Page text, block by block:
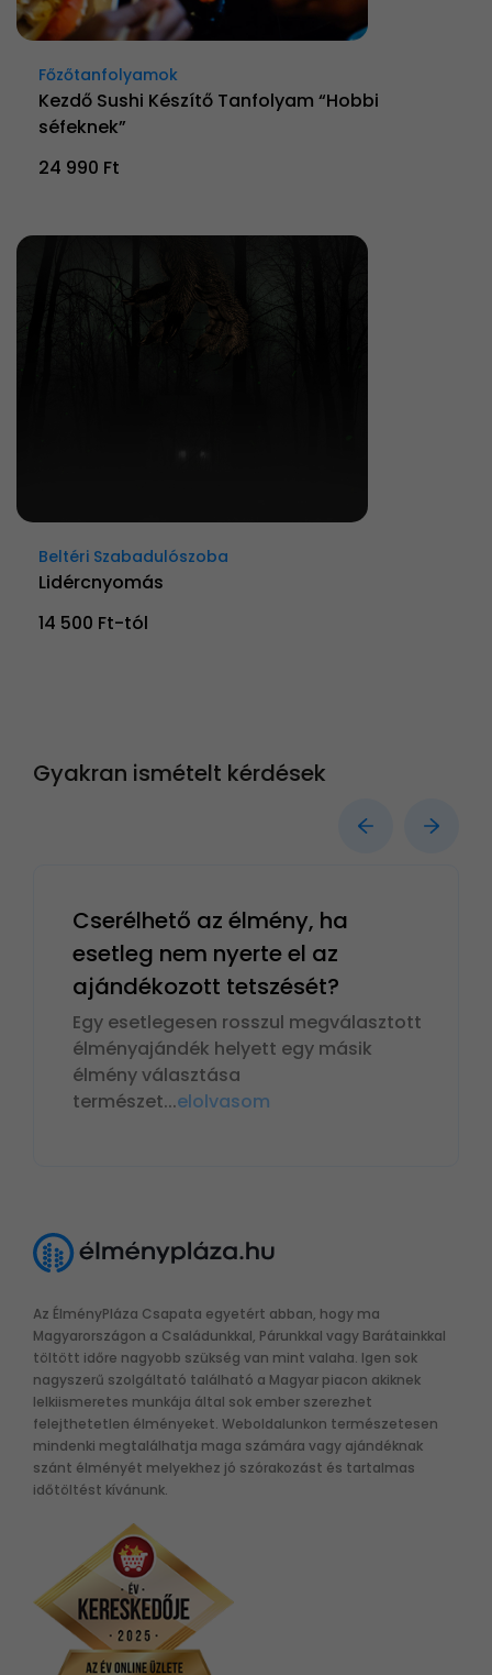
Főzőtanfolyamok
Kezdő Sushi Készítő Tanfolyam “Hobbi
séfeknek”
24 990 Ft
Beltéri Szabadulószoba
Lidércnyomás
14 500 Ft-tól
Gyakran ismételt kérdések
Cserélhető az élmény, ha
esetleg nem nyerte el az
ajándékozott tetszését?
Egy esetlegesen rosszul megválasztott
élményajándék helyett egy másik
élmény választása
természet...elolvasom
Az ÉlményPláza Csapata egyetért abban, hogy ma
Magyarországon a Családunkkal, Párunkkal vagy Barátainkkal
töltött időre nagyobb szükség van mint valaha. Igen sok
nagyszerű szolgáltató található a Magyar piacon akiknek
lelkiismeretes munkája által sok ember szerezhet
felejthetetlen élményeket. Weboldalunkon természetesen
mindenki megtalálhatja maga számára vagy ajándéknak
szánt élményét melyekhez jó szórakozást és tartalmas
időtöltést kívánunk.